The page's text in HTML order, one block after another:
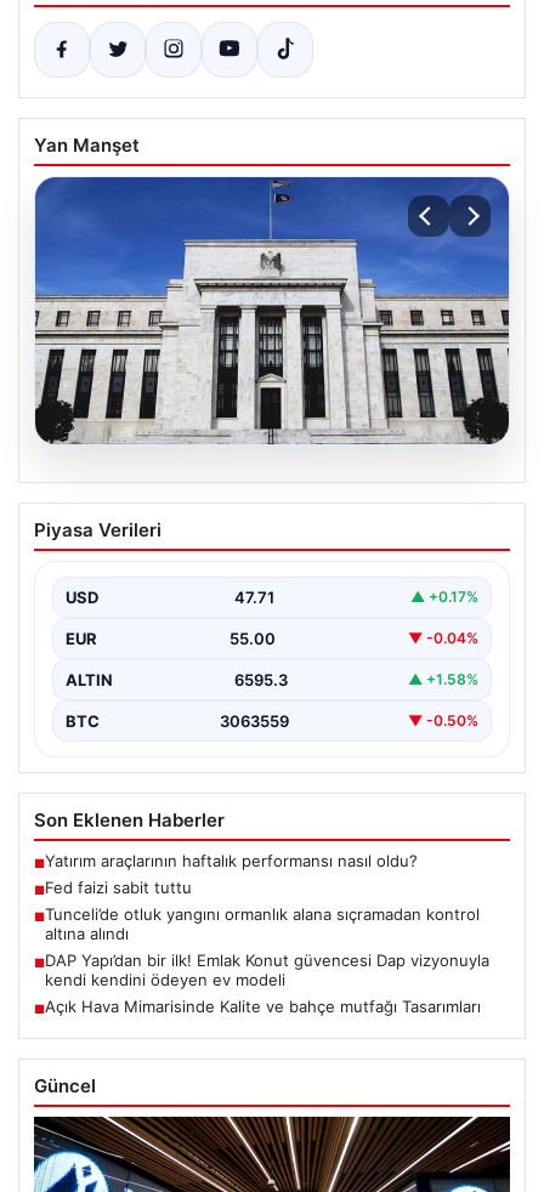
Yan Manşet
Fed faizi sabit tuttu
Piyasa Verileri
USD 47.71 ▲ +0.17%
EUR 55.00 ▼ -0.04%
ALTIN 6595.3 ▲ +1.58%
BTC 3063559 ▼ -0.50%
Son Eklenen Haberler
■Yatırım araçlarının haftalık performansı nasıl oldu?
■Fed faizi sabit tuttu
■Tunceli’de otluk yangını ormanlık alana sıçramadan kontrol
altına alındı
■DAP Yapı’dan bir ilk! Emlak Konut güvencesi Dap vizyonuyla
kendi kendini ödeyen ev modeli
■Açık Hava Mimarisinde Kalite ve bahçe mutfağı Tasarımları
Güncel